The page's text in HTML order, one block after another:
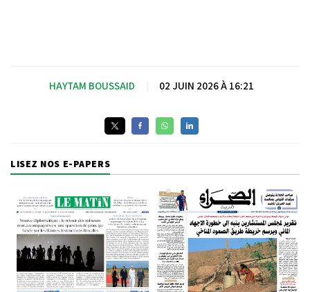
HAYTAM BOUSSAID 02 JUIN 2026 À 16:21
LISEZ NOS E-PAPERS